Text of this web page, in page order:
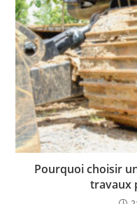
Pourquoi choisir
travaux